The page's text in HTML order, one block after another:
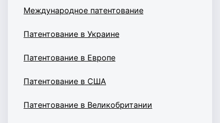
Международное патентование
Патентование в Украине
Патентование в Европе
Патентование в США
Патентование в Великобритании